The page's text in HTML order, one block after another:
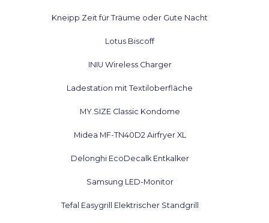
Kneipp Zeit für Träume oder Gute Nacht
Lotus Biscoff
INIU Wireless Charger
Ladestation mit Textiloberfläche
MY.SIZE Classic Kondome
Midea MF-TN40D2 Airfryer XL
Delonghi EcoDecalk Entkalker
Samsung LED-Monitor
Tefal Easygrill Elektrischer Standgrill